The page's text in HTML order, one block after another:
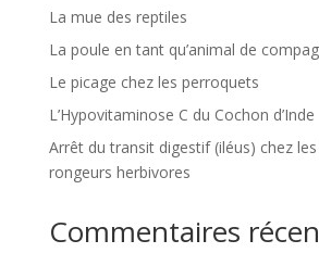
La mue des reptiles
La poule en tant qu’animal de
Le picage chez les perroquets
L’Hypovitaminose C du Cochon d’Inde
Arrêt du transit digestif (iléus) chez
rongeurs herbivores
Commentaires